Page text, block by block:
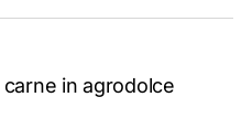
in agrodolce